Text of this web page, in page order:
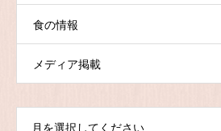
食の情報
メディア掲載
月を選択してください